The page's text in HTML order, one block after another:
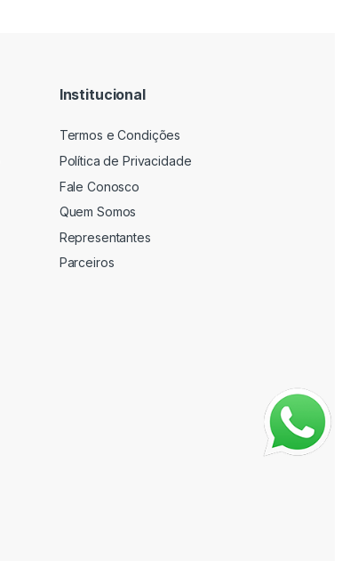
Institucional
Termos e Condições
Política de Privacidade
Fale Conosco
Quem Somos
Representantes
Parceiros